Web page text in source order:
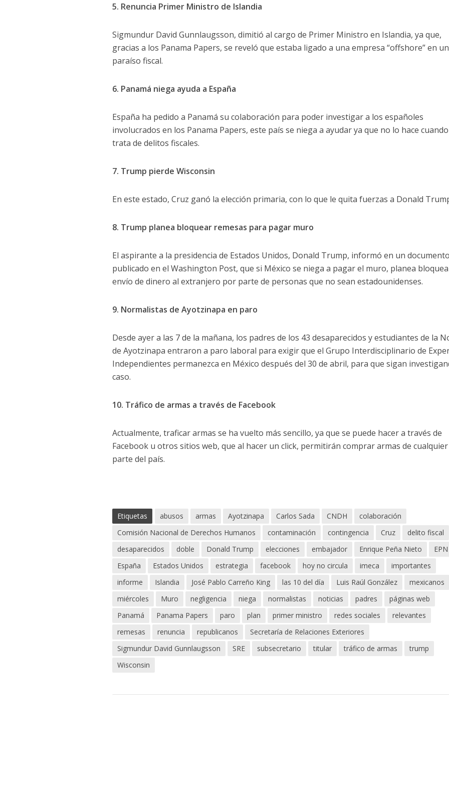
5. Renuncia Primer Ministro de Islandia
Sigmundur David Gunnlaugsson, dimitió al cargo de Primer Ministro en Islandia, ya que,
gracias a los Panama Papers, se reveló que estaba ligado a una empresa “offshore” en un
paraíso fiscal.
6. Panamá niega ayuda a España
España ha pedido a Panamá su colaboración para poder investigar a los españoles
involucrados en los Panama Papers, este país se niega a ayudar ya que no lo hace
trata de delitos fiscales.
7. Trump pierde Wisconsin
En este estado, Cruz ganó la elección primaria, con lo que le quita fuerzas a Donald
8. Trump planea bloquear remesas para pagar muro
El aspirante a la presidencia de Estados Unidos, Donald Trump, informó en un documento
publicado en el Washington Post, que si México se niega a pagar el muro, planea
envío de dinero al extranjero por parte de personas que no sean estadounidenses.
9. Normalistas de Ayotzinapa en paro
Desde ayer a las 7 de la mañana, los padres de los 43 desaparecidos y estudiantes de la
de Ayotzinapa entraron a paro laboral para exigir que el Grupo Interdisciplinario de
Independientes permanezca en México después del 30 de abril, para que sigan
caso.
10. Tráfico de armas a través de Facebook
Actualmente, traficar armas se ha vuelto más sencillo, ya que se puede hacer a través de
Facebook u otros sitios web, que al hacer un click, permitirán comprar armas de cualquier
parte del país.
Etiquetas abusos armas Ayotzinapa Carlos Sada CNDH
colaboración
Comisión Nacional de Derechos Humanos
contaminación contingencia Cruz
delito fiscal
desaparecidos
doble Donald Trump elecciones embajador Enrique Peña Nieto
EPN
España
Estados Unidos estrategia facebook hoy no circula imeca
importantes
informe
Islandia José Pablo Carreño King las 10 del día Luis Raúl González
mexicanos
miércoles
Muro negligencia niega normalistas noticias padres
páginas web
Panamá
Panama Papers paro plan primer ministro redes sociales
relevantes
remesas
renuncia republicanos
Secretaría de Relaciones Exteriores
Sigmundur David Gunnlaugsson
SRE subsecretario titular tráfico de armas
trump
Wisconsin